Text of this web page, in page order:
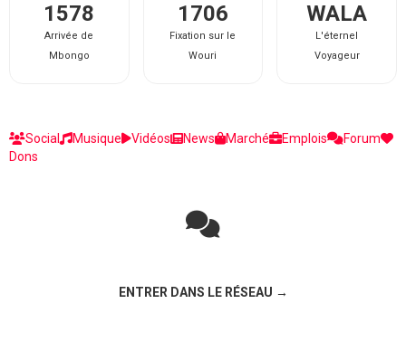
1578
Arrivée de
Mbongo
1706
Fixation sur le
Wouri
WALA
L'éternel
Voyageur
Social Musique Vidéos News Marché Emplois
Forum
Dons
ENTRER DANS LE RÉSEAU →